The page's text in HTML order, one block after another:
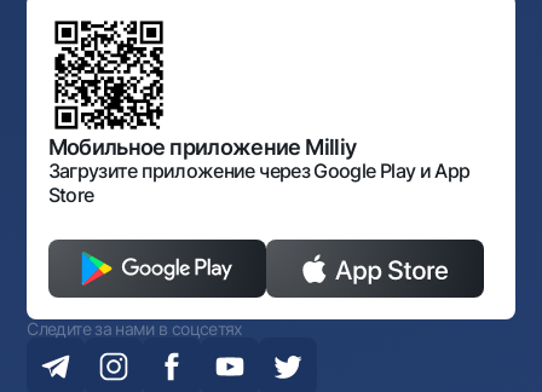
Фирменный стиль
Карта сайта
Согласие на обработку персональных данных
Галерея изобразительного искусства Узбекистана
Обсуждение проектов нормативно-правовых
документов
Нормативно-правовые документы
Порядок и режим работы НБУ
Открытые данные
Антимонопольный комплаенс
Мобильное приложение Milliy
Загрузите приложение через Google Play и App
Store
Следите за нами в соцсетях